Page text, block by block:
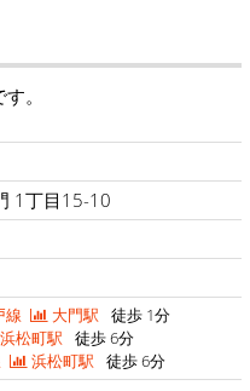
。
1丁目15-10
線 大門駅 徒歩 1分
浜松町駅 徒歩 6分
浜松町駅 徒歩 6分